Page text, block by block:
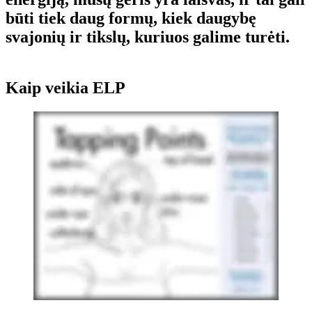
būti tiek daug formų, kiek daugybę
svajonių ir tikslų, kuriuos galime turėti.
Kaip veikia ELP